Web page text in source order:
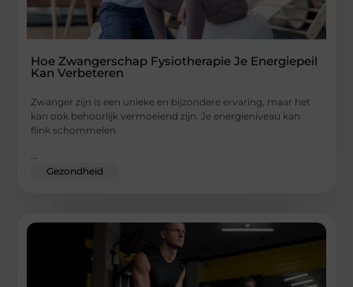
Hoe Zwangerschap Fysiotherapie Je Energiepeil
Kan Verbeteren
Zwanger zijn is een unieke en bijzondere ervaring, maar het
kan ook behoorlijk vermoeiend zijn. Je energieniveau kan
flink schommelen
...
Gezondheid